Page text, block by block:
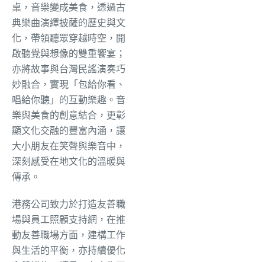
桌，音樂變成美食，透過古
典樂曲演繹披薩的歷史與文
化，帶領聽眾穿越時空，開
啟聽覺與想像的雙重饗宴；
亦將故事與台灣民謠演奏巧
妙融合，實現「包給你看、
唱給你聽」的互動樂趣。音
樂與美食的創意結合，更彰
顯文化交融的豐富內涵，讓
大小朋友在笑聲與樂音中，
深刻感受在地文化的溫暖與
傳承。
港務公司致力於打造友善職
場與員工照顧支持網，在推
動友善職場方面，建構工作
與生活的平衡，亦持續優化